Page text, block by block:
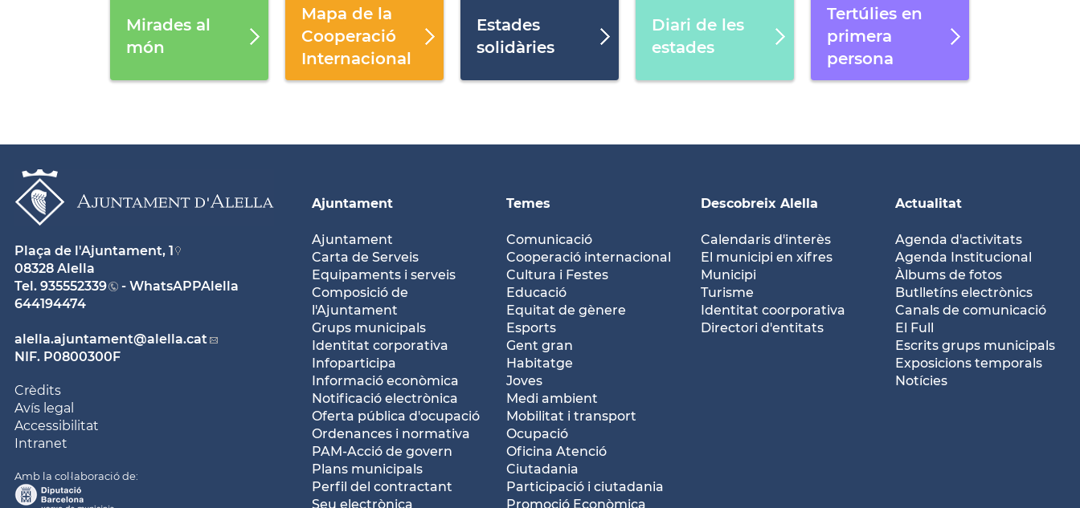
Mirades al
món
Mapa de la
Cooperació
Internacional
Estades
solidàries
Diari de les
estades
Tertúlies en
primera
persona
Ajuntament
Ajuntament
Carta de Serveis
Equipaments i serveis
Composició de
l'Ajuntament
Grups municipals
Identitat corporativa
Infoparticipa
Informació econòmica
Notificació electrònica
Oferta pública d'ocupació
Ordenances i normativa
PAM-Acció de govern
Plans municipals
Perfil del contractant
Seu electrònica
Temes
Comunicació
Cooperació internacional
Cultura i Festes
Educació
Equitat de gènere
Esports
Gent gran
Habitatge
Joves
Medi ambient
Mobilitat i transport
Ocupació
Oficina Atenció
Ciutadania
Participació i ciutadania
Promoció Econòmica
Descobreix Alella
Calendaris d'interès
El municipi en xifres
Municipi
Turisme
Identitat coorporativa
Directori d'entitats
Actualitat
Agenda d'activitats
Agenda Institucional
Àlbums de fotos
Butlletíns electrònics
Canals de comunicació
El Full
Escrits grups municipals
Exposicions temporals
Notícies
Plaça de l'Ajuntament, 1
08328 Alella
Tel. 935552339
- WhatsAPPAlella
644194474
alella.ajuntament@alella.cat
NIF. P0800300F
Crèdits
Avís legal
Accessibilitat
Intranet
Amb la col·laboració de: